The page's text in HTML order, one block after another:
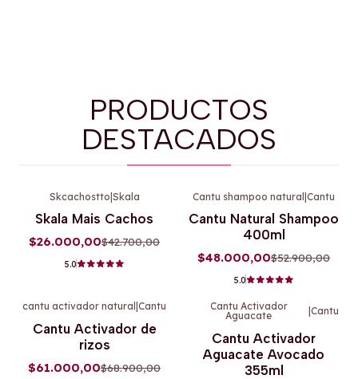
PRODUCTOS
DESTACADOS
Skcachostto Skala
Skala Mais Cachos
$26.000,00$42.700,00
5.0
Cantu shampoo natural Cantu
Cantu Natural Shampoo
400ml
$48.000,00$52.900,00
5.0
cantu activador natural Cantu
Cantu Activador de
rizos
$61.000,00$68.900,00
-11%OFF
Cantu Activador
Aguacate
Cantu
Cantu Activador
Aguacate Avocado
355ml